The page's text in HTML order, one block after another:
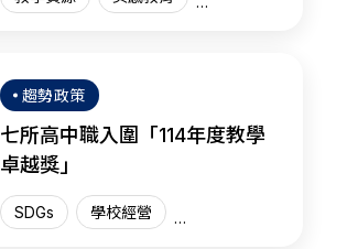
趨勢政策
七所高中職入圍「114年度教學
卓越獎」
SDGs 學校經營